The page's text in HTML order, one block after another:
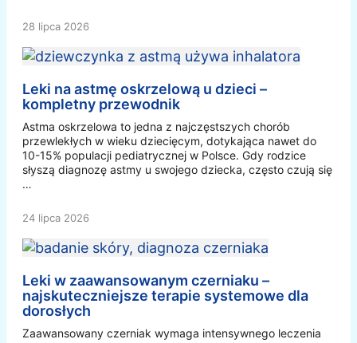
28 lipca 2026
Leki na astmę oskrzelową u dzieci –
kompletny przewodnik
Astma oskrzelowa to jedna z najczęstszych chorób
przewlekłych w wieku dziecięcym, dotykająca nawet do
10-15% populacji pediatrycznej w Polsce. Gdy rodzice
słyszą diagnozę astmy u swojego dziecka, często czują się
…
24 lipca 2026
Leki w zaawansowanym czerniaku –
najskuteczniejsze terapie systemowe dla
dorosłych
Zaawansowany czerniak wymaga intensywnego leczenia